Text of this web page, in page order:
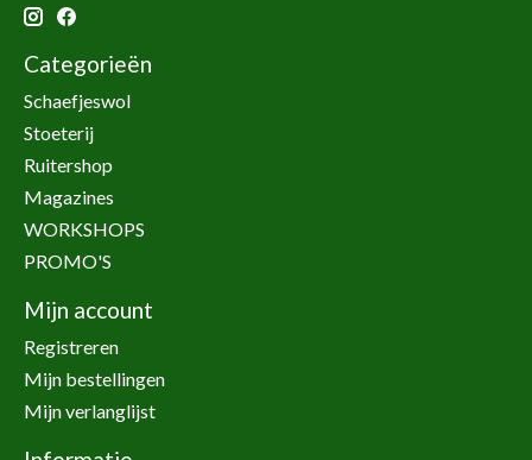
Categorieën
Schaefjeswol
Stoeterij
Ruitershop
Magazines
WORKSHOPS
PROMO'S
Mijn account
Registreren
Mijn bestellingen
Mijn verlanglijst